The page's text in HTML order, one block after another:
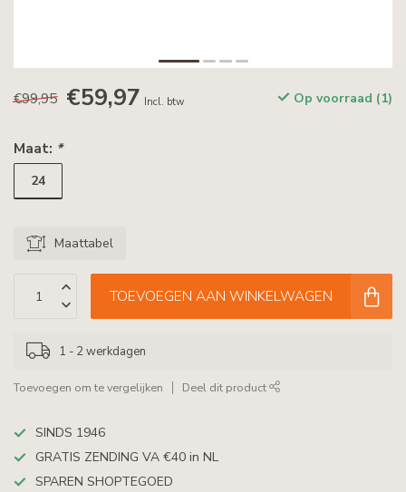
€99,95 €59,97 Incl. btw Op voorraad (1)
Maat: *
24
Maattabel
TOEVOEGEN AAN WINKELWAGEN
1 - 2 werkdagen
Toevoegen om te vergelijken Deel dit product
SINDS 1946
GRATIS ZENDING VA €40 in NL
SPAREN SHOPTEGOED